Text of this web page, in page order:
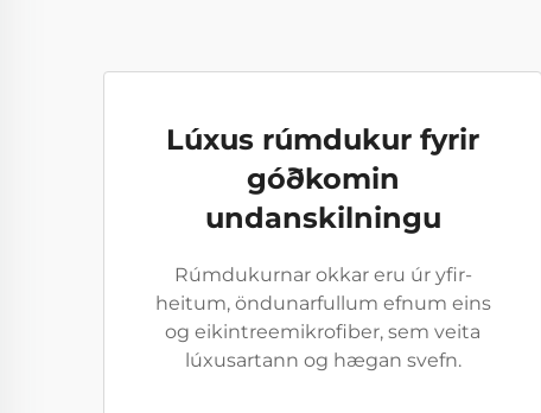
Lúxus rúmdukur fyrir
góðkomin
undanskilningu
Rúmdukurnar okkar eru úr yfir-
heitum, öndunarfullum efnum eins
og eikintreemikrofiber, sem veita
lúxusartann og hægan svefn.